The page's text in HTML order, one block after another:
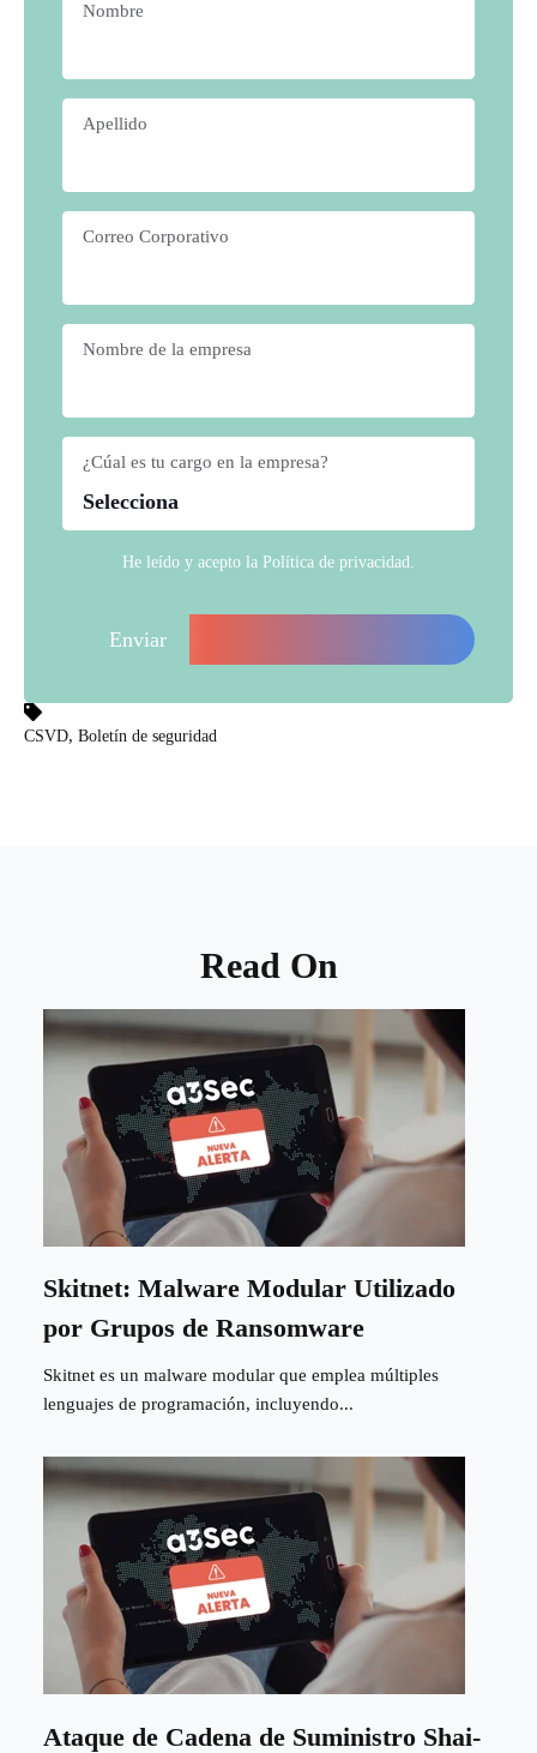
Nombre
Apellido
Correo Corporativo
Nombre de la empresa
¿Cúal es tu cargo en la empresa?
He leído y acepto la Política de privacidad
CSVD, Boletín de seguridad
Read On
Skitnet: Malware Modular Utilizado
por Grupos de Ransomware
Skitnet es un malware modular que emplea múltiples
lenguajes de programación, incluyendo...
Ataque de Cadena de Suministro Shai-